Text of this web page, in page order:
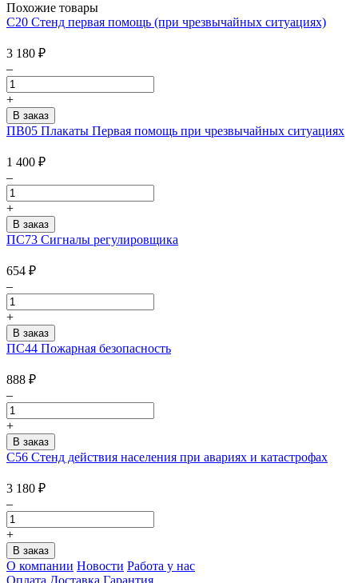
Похожие товары
С20 Стенд первая помощь (при чрезвычайных ситуациях)
3 180 ₽
–
+
ПВ05 Плакаты Первая помощь при чрезвычайных ситуациях
1 400 ₽
–
+
ПС73 Сигналы регулировщика
654 ₽
–
+
ПС44 Пожарная безопасность
888 ₽
–
+
С56 Стенд действия населения при авариях и катастрофах
3 180 ₽
–
+
О компании Новости Работа у нас